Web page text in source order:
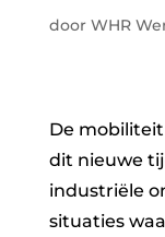
door WHR
De
dit nieuwe
industriële
situaties